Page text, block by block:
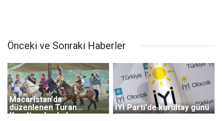
Önceki ve Sonraki Haberler
Macaristan'da
düzenlenen Turan
Kurultayı başladı
İYİ Parti'de kurultay günü